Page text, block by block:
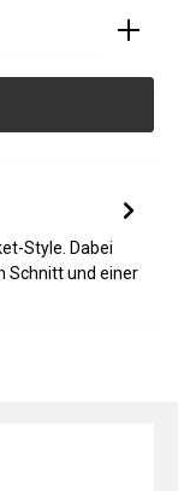
Wert ein
Style. Dabei
Schnitt und einer